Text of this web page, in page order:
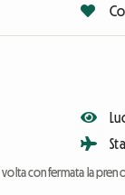
confermata la